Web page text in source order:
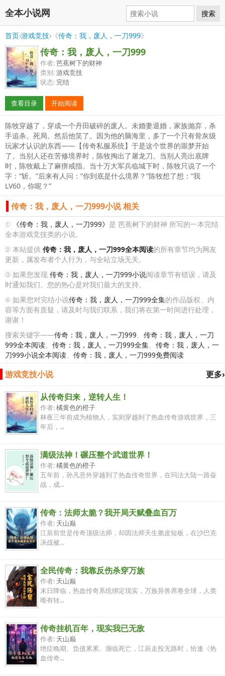
全本小说网 搜索
首页›游戏竞技›《传奇：我，废人，一刀999》
传奇：我，废人，一刀999
作者:芭蕉树下的财神
类别:游戏竞技
状态: 完结
查看目录 开始阅读
陈牧穿越了，穿成一个丹田破碎的废人。未婚妻退婚，家族抛弃，杀
手追杀。死局。然后他笑了。因为他的脑海里，多了一个只有骨灰级
玩家才认识的东西——【传奇私服系统】于是这个世界的噩梦开始
了。当别人还在苦修境界时，陈牧掏出了屠龙刀。当别人亮出底牌
时，陈牧戴上了麻痹戒指。当十万大军兵临城下时，陈牧只说了一个
字：“斩。”后来有人问：“你到底是什么境界？”陈牧想了想：“我
LV60，你呢？”
传奇：我，废人，一刀999小说 相关
① 《传奇：我，废人，一刀999》 是 芭蕉树下的财神 所写的一本完结
全本游戏竞技类的小说。
② 本站提供 传奇：我，废人，一刀999全本阅读的所有章节均为网友
更新，属发布者个人行为，与全站立场无关。
③ 如果您发现 传奇：我，废人，一刀999小说阅读章节有错误，请及
时通知我们。您的热心是对我们最大的支持。
④ 如果您对完结小说传奇：我，废人，一刀999全集的作品版权、内
容等方面有质疑，请及时与我们联系，我们将在第一时间进行处理，
谢谢！
搜索关键字——传奇：我，废人，一刀999、 传奇：我，废人，一刀
999全本阅读、 传奇：我，废人，一刀999全集、 传奇：我，废人，一
刀999小说全本阅读、 传奇：我，废人，一刀999免费阅读
更多›
游戏竞技小说
从传奇归来，逆转人生！
作者:橘黄色的橙子
林夜三年前成为植物人，实则穿越到了热血传奇游戏世界，三
年后，...
满级法神！碾压整个武道世界！
作者:橘黄色的橙子
五年前，孙凡意外穿越到了热血传奇世界，在玛法大陆一路奋
战，成...
传奇：法师太脆？我开局天赋叠血百万
作者: 天山巅
江辰前世是传奇顶级法师，却因法师天生脆皮短板，在沙巴克
决战被...
全民传奇：我靠反伤杀穿万族
作者: 天山巅
末日降临，热血传奇系统绑定现实，万族异兽席卷全球，人类
唯有转...
传奇挂机百年，现实我已无敌
作者: 天山巅
绝症晚期、负债累累、濒临死亡，江辰走投无路时，恰逢《热
血传奇...